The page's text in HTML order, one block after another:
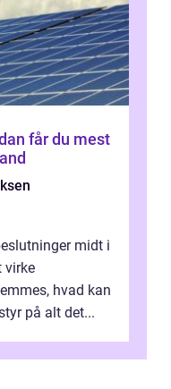
midt i
virke
hvad kan
på alt det...